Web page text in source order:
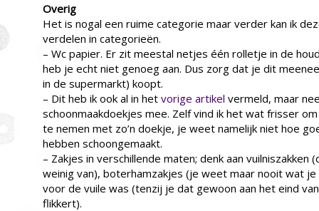
Overig
Het is nogal een ruime categorie maar verder kan ik
verdelen in categorieën.
– Wc papier. Er zit meestal netjes één rolletje in de
heb je echt niet genoeg aan. Dus zorg dat je dit
in de supermarkt) koopt.
– Dit heb ik ook al in het vorige artikel vermeld, maar
schoonmaakdoekjes mee. Zelf vind ik het wat frisser
te nemen met zo’n doekje, je weet namelijk niet hoe
hebben schoongemaakt.
– Zakjes in verschillende maten; denk aan vuilniszakken
weinig van), boterhamzakjes (je weet maar nooit wat
voor de vuile was (tenzij je dat gewoon aan het eind
flikkert).